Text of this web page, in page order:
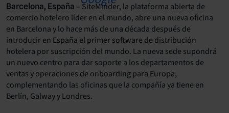
Barcelona, España – SiteMinder, la plataforma abierta de
comercio hotelero líder en el mundo, abre una nueva oficina
en Barcelona y lo hace más de una década después de
introducir en España el primer software de distribución
hotelera por suscripción del mundo. La nueva sede supondrá
un nuevo centro para dar soporte a los departamentos de
ventas y operaciones de onboarding para Europa,
complementando las oficinas que la compañía ya tiene en
Berlín, Galway y Londres.